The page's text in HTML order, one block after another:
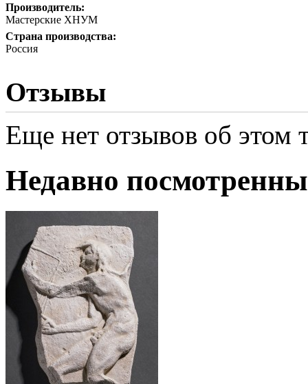
Производитель:
Мастерские ХНУМ
Страна производства:
Россия
Отзывы
Еще нет отзывов об этом
Недавно